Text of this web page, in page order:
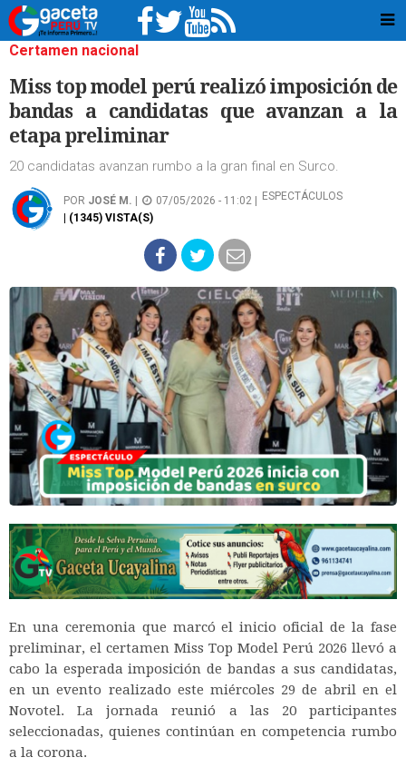
Certamen nacional
Miss top model perú realizó imposición de
bandas a candidatas que avanzan a la
etapa preliminar
20 candidatas avanzan rumbo a la gran final en Surco.
POR JOSÉ M. 07/05/2026 - 11:02 |
ESPECTÁCULOS
| (1345) VISTA(S)
En una ceremonia que marcó el inicio oficial de la fase
preliminar, el certamen Miss Top Model Perú 2026 llevó a
cabo la esperada imposición de bandas a sus candidatas,
en un evento realizado este miércoles 29 de abril en el
Novotel. La jornada reunió a las 20 participantes
seleccionadas, quienes continúan en competencia rumbo
a la corona.